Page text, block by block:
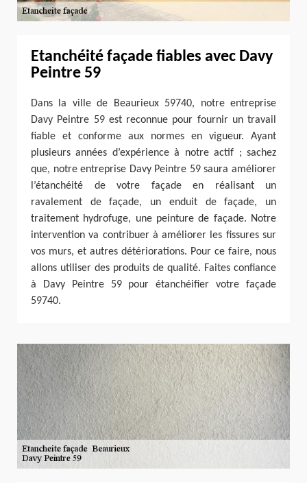
Etanchéité façade fiables avec Davy
Peintre 59
Dans la ville de Beaurieux 59740, notre entreprise
Davy Peintre 59 est reconnue pour fournir un travail
fiable et conforme aux normes en vigueur. Ayant
plusieurs années d’expérience à notre actif ; sachez
que, notre entreprise Davy Peintre 59 saura améliorer
l’étanchéité de votre façade en réalisant un
ravalement de façade, un enduit de façade, un
traitement hydrofuge, une peinture de façade. Notre
intervention va contribuer à améliorer les fissures sur
vos murs, et autres détériorations. Pour ce faire, nous
allons utiliser des produits de qualité. Faites confiance
à Davy Peintre 59 pour étanchéifier votre façade
59740.